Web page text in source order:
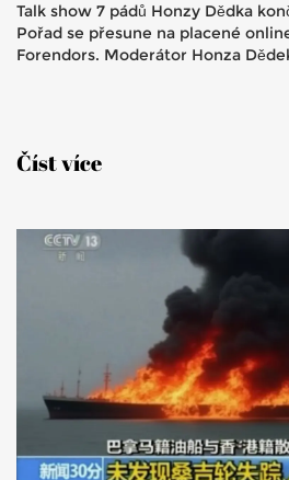
Talk show 7 pádů Honzy Dědka
Pořad se přesune na placené
Forendors. Moderátor Honza
Číst více